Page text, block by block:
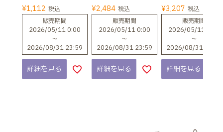
¥1,112 税込
販売期間
2026/05/11 0:00
〜
2026/08/31 23:59
詳細を見る
¥2,484 税込
販売期間
2026/05/11 0:00
〜
2026/08/31 23:59
詳細を見る
¥3,207 税込
販売期間
2026/05/11 0:00
〜
2026/08/31 23:59
詳細を見る